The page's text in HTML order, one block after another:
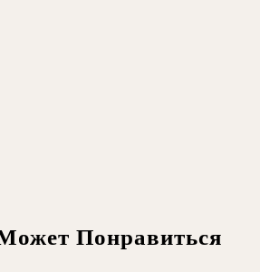
Понравиться